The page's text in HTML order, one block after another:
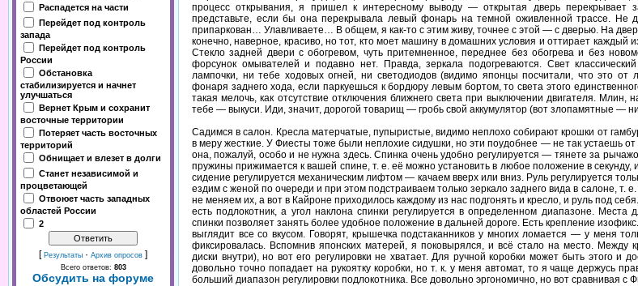
Распадется на части
Перейдет под контроль
запада
Перейдет под контроль
России
Обстановка
стабилизируется и начнет
улучшаться
Вернет Крым и сохранит
восточные территории
Потеряет часть восточных
территорий
Обнищает и влезет в долги
Станет независимой и
процветающей
Отвоюет часть западных
областей России
2
[ Результаты · Архив опросов ]
Всего ответов: 803
Обсудить на форуме
процесс открывания, я пришел к интересному выводу — открытая дверь
представьте, если бы она перекрывала левый фонарь на темной оживленной трассе. Не
припаркован… Улавливаете… В общем, я как-то с этим живу, точнее с этой — с дверью. На
конечно, наверное, красиво, но тот, кто моет машину в домашних условия и оттирает каждый
Стекло задней двери с обогревом, чуть притемненное, переднее без обогрева и без
форсунок омывателей и подавно нет. Правда, зеркала подогреваются. Свет
лампочки, ни тебе ходовых огней, ни светодиодов (видимо японцы посчитали, что это от
фонаря заднего хода, если паркуешься к бордюру левым бортом, то света этого
такая мелочь, как отсутствие отключения ближнего света при выключении двигателя.
тебе — выкуси. Иди, значит, дорогой товарищ — гробь свой аккумулятор (вот злопамятные —
Садимся в салон. Кресла матерчатые, пупыристые, видимо неплохо собирают крошки от
в меру жесткие. У Фиесты тоже были неплохие сидушки, но эти поудобнее — не так устаешь от
она, пожалуй, особо и не нужна здесь. Спинка очень удобно регулируется — тянете за
пружины прижимается к вашей спине, т. е. её можно установить в любое положение в секунду,
сидение регулируется механическим лифтом — качаем вверх или вниз. Руль регулируется
ездим с женой по очереди и при этом подстраиваем только зеркало заднего вида в салоне, т.
не меняем их, а вот в Кайроне приходилось каждому из нас подгонять и кресло, и руль под
есть подлокотник, а угол наклона спинки регулируется в определенном диапазоне. Места
спинки позволяет занять более удобное положение в дальней дороге. Есть крепление
выглядит все со вкусом. Говорят, крышечка подстаканников у многих ломается — у меня
фиксировалась. Вспомнив японских матерей, я поковырялся, и всё стало на место. Между
диски внутри), но вот его регулировки не хватает. Для ручной коробки может быть этого и
довольно точно попадает на рукоятку коробки, но т. к. у меня автомат, то я чаще держусь
больший диапазон регулировки подлокотника. Все довольно эргономично, но вот сравнивая